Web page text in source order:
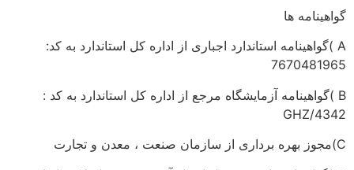
گواهینامه ها
A )گواهینامه استاندارد اجباری از اداره کل استاندارد به کد:
7670481965
B )گواهینامه آزمایشگاه مرجع از اداره کل استاندارد به کد :
GHZ/4342
C)مجوز بهره برداری از سازمان صنعت ، معدن و تجارت